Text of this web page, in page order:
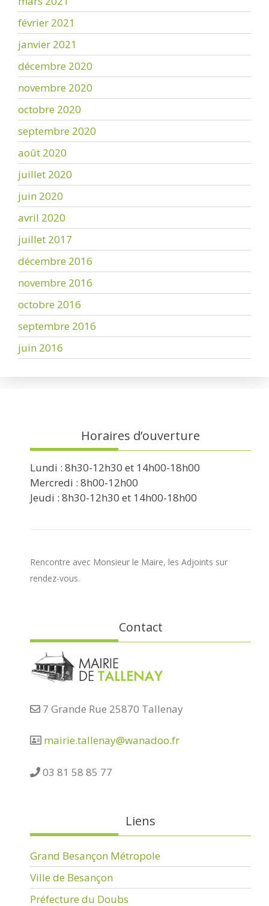
février 2021
janvier 2021
décembre 2020
novembre 2020
octobre 2020
septembre 2020
août 2020
juillet 2020
juin 2020
avril 2020
juillet 2017
décembre 2016
novembre 2016
octobre 2016
septembre 2016
juin 2016
Horaires d’ouverture
Lundi : 8h30-12h30 et 14h00-18h00
Mercredi : 8h00-12h00
Jeudi : 8h30-12h30 et 14h00-18h00
Rencontre avec Monsieur le Maire, les Adjoints sur
rendez-vous.
Contact
7 Grande Rue 25870 Tallenay
mairie.tallenay@wanadoo.fr
03 81 58 85 77
Liens
Grand Besançon Métropole
Ville de Besançon
Préfecture du Doubs